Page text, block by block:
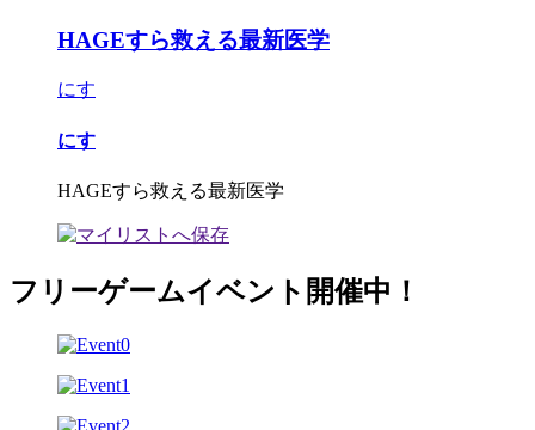
HAGEすら救える最新医学
にす
にす
HAGEすら救える最新医学
フリーゲームイベント開催中！